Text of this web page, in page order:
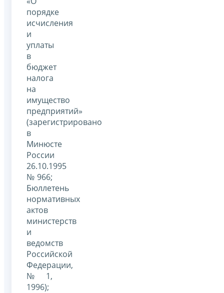
порядке
исчисления
и
уплаты
в
бюджет
налога
на
имущество
предприятий»
(зарегистрировано
в
Минюсте
России
26.10.1995
№ 966;
Бюллетень
нормативных
актов
министерств
и
ведомств
Российской
Федерации,
№ 1,
1996);